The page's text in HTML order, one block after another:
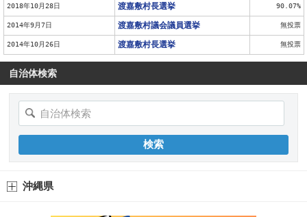
2018年10月28日 渡嘉敷村長選挙 90.07%
2014年9月7日 渡嘉敷村議会議員選挙 無投票
2014年10月26日 渡嘉敷村長選挙 無投票
自治体検索
沖縄県